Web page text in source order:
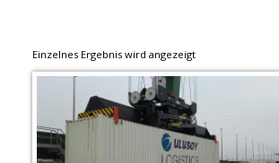
Einzelnes Ergebnis wird angezeigt